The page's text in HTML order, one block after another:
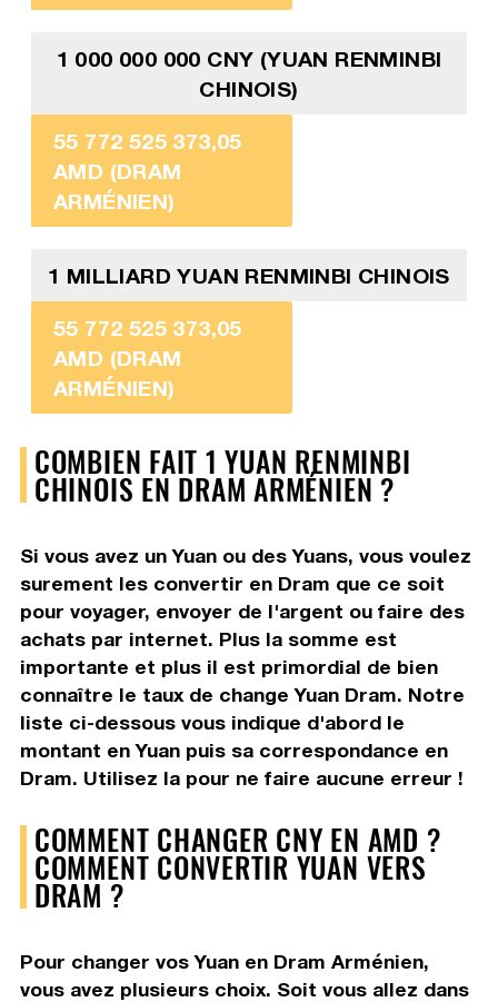
1 000 000 000 CNY (YUAN RENMINBI
CHINOIS)
55 772 525 373,05
AMD (DRAM
ARMÉNIEN)
1 MILLIARD YUAN RENMINBI CHINOIS
55 772 525 373,05
AMD (DRAM
ARMÉNIEN)
COMBIEN FAIT 1 YUAN RENMINBI
CHINOIS EN DRAM ARMÉNIEN ?
Si vous avez un Yuan ou des Yuans, vous voulez
surement les convertir en Dram que ce soit
pour voyager, envoyer de l'argent ou faire des
achats par internet. Plus la somme est
importante et plus il est primordial de bien
connaître le taux de change Yuan Dram. Notre
liste ci-dessous vous indique d'abord le
montant en Yuan puis sa correspondance en
Dram. Utilisez la pour ne faire aucune erreur !
COMMENT CHANGER CNY EN AMD ?
COMMENT CONVERTIR YUAN VERS
DRAM ?
Pour changer vos Yuan en Dram Arménien,
vous avez plusieurs choix. Soit vous allez dans